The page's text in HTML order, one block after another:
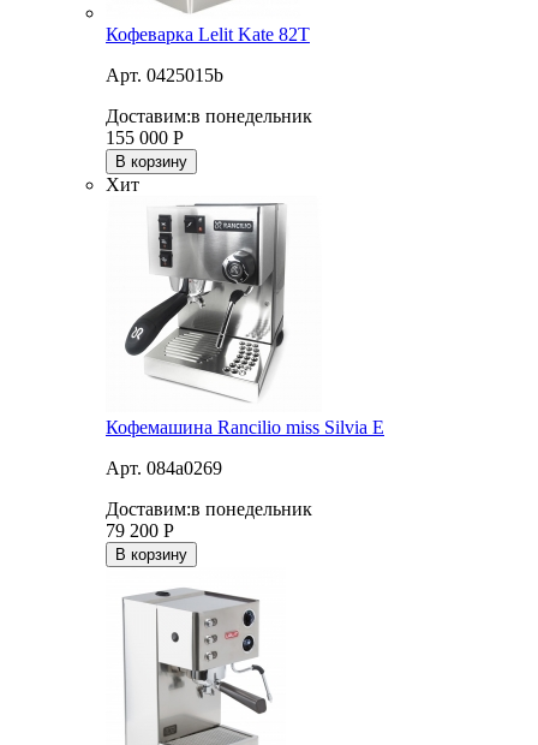
Кофеварка Lelit Kate 82T
Арт. 0425015b
Доставим:в понедельник
155 000 Р
В корзину
Хит
Кофемашина Rancilio miss Silvia E
Арт. 084a0269
Доставим:в понедельник
79 200 Р
В корзину